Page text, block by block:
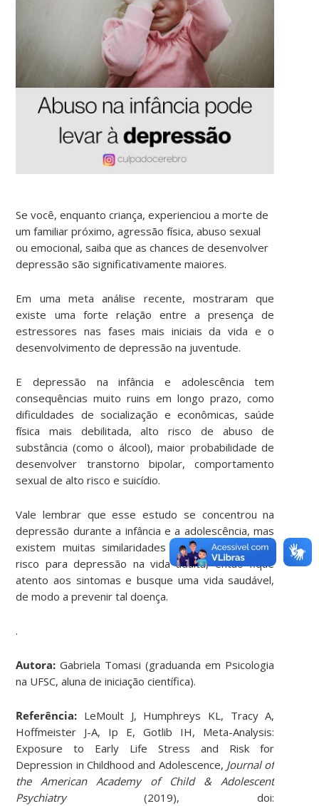
Se você, enquanto criança, experienciou a morte de
um familiar próximo, agressão física, abuso sexual
ou emocional, saiba que as chances de desenvolver
depressão são significativamente maiores.
Em uma meta análise recente, mostraram que
existe uma forte relação entre a presença de
estressores nas fases mais iniciais da vida e o
desenvolvimento de depressão na juventude.
E depressão na infância e adolescência tem
consequências muito ruins em longo prazo, como
dificuldades de socialização e econômicas, saúde
física mais debilitada, alto risco de abuso de
substância (como o álcool), maior probabilidade de
desenvolver transtorno bipolar, comportamento
sexual de alto risco e suicídio.
Vale lembrar que esse estudo se concentrou na
depressão durante a infância e a adolescência, mas
existem muitas similaridades com os fatores de
risco para depressão na vida adulta, então fique
atento aos sintomas e busque uma vida saudável,
de modo a prevenir tal doença.
.
Autora:Gabriela Tomasi (graduanda em Psicologia
na UFSC, aluna de iniciação científica).
Referência: LeMoult J, Humphreys KL, Tracy A,
Hoffmeister J-A, Ip E, Gotlib IH, Meta-Analysis:
Exposure to Early Life Stress and Risk for
Depression in Childhood and Adolescence, Journal of
the American Academy of Child & Adolescent
Psychiatry(2019), doi: